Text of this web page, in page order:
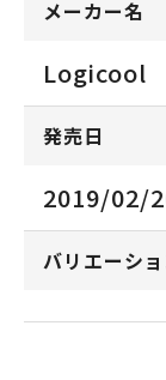
メーカー名
Logicool
発売日
2019/02/
バリエーシ